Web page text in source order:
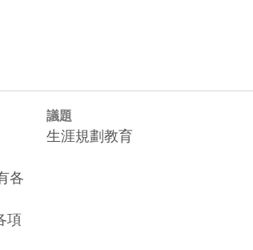
各
項
議題
生涯規劃教育